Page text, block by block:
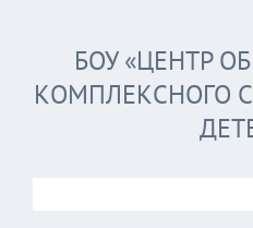
БОУ «ЦЕНТР
КОМПЛЕКСНОГО